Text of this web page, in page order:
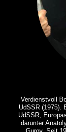
Verdienstvoll
UdSSR (1975).
UdSSR,
darunter